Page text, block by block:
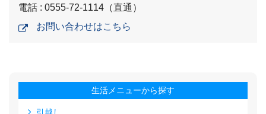
電話 : 0555-72-1114（直通）
お問い合わせはこちら
生活メニューから探す
引越し